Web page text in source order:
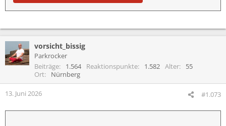
vorsicht_bissig
Parkrocker
Beiträge
1.564 Reaktionspunkte 1.582 Alter
55
Ort
Nürnberg
13. Juni 2026 #1.073